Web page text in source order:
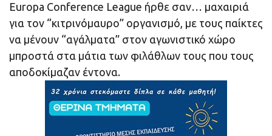
Europa Conference League ήρθε σαν… μαχαιριά
για τον “κιτρινόμαυρο” οργανισμό, με τους παίκτες
να μένουν “αγάλματα” στον αγωνιστικό χώρο
μπροστά στα μάτια των φιλάθλων τους που τους
αποδοκίμαζαν έντονα.